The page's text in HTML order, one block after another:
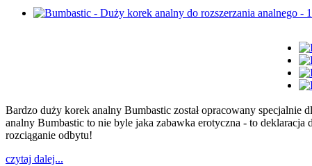
Bardzo duży korek analny Bumbastic został opracowany
analny Bumbastic to nie byle jaka zabawka erotyczna - to
rozciąganie odbytu!
czytaj dalej...